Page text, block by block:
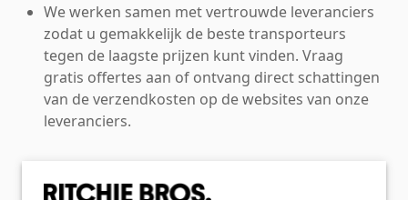
We werken samen met vertrouwde leveranciers
zodat u gemakkelijk de beste transporteurs
tegen de laagste prijzen kunt vinden. Vraag
gratis offertes aan of ontvang direct schattingen
van de verzendkosten op de websites van onze
leveranciers.